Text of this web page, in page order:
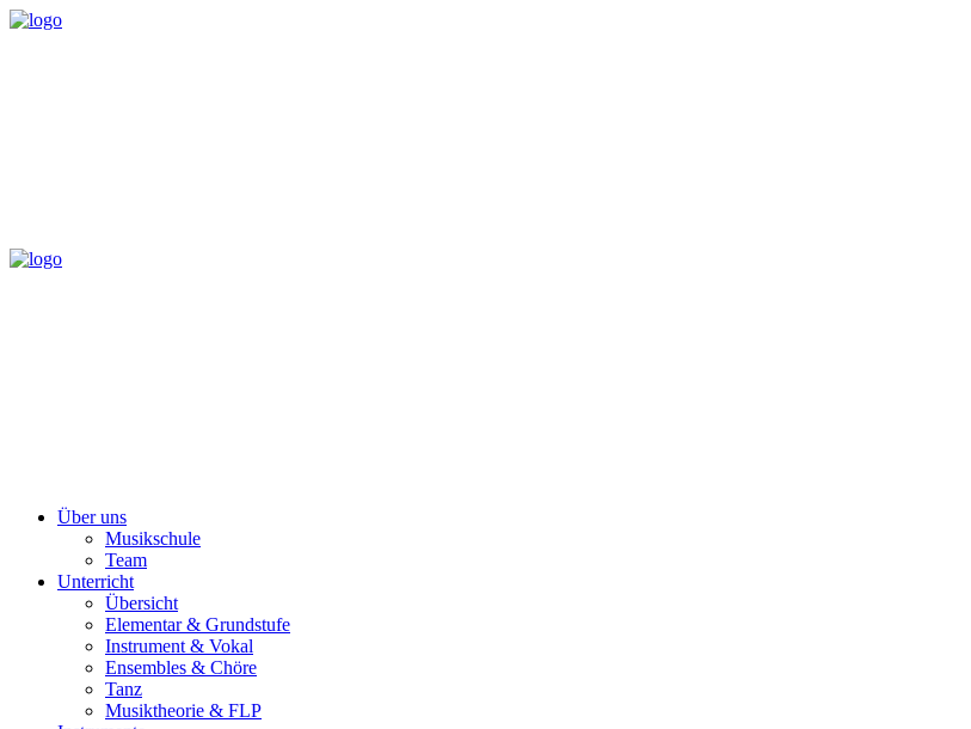
Über uns
Musikschule
Team
Unterricht
Übersicht
Elementar & Grundstufe
Instrument & Vokal
Ensembles & Chöre
Tanz
Musiktheorie & FLP